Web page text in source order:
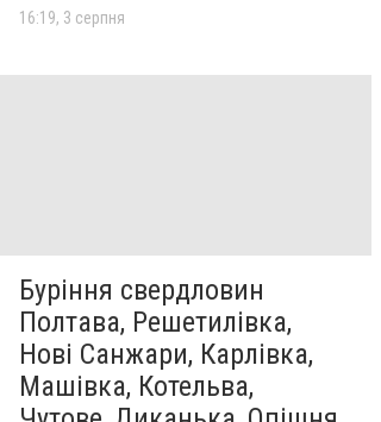
16:19, 3 серпня
Буріння свердловин
Полтава, Решетилівка,
Нові Санжари, Карлівка,
Машівка, Котельва,